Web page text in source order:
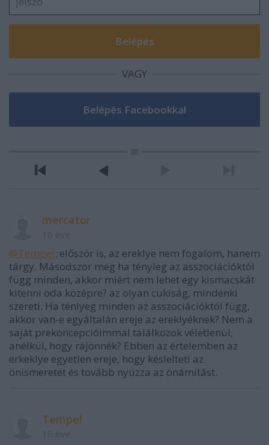
VAGY
mercator
@Tempel: először is, az ereklye nem fogalom, hanem
tárgy. Másodszor meg ha tényleg az asszociációktól
függ minden, akkor miért nem lehet egy kismacskát
kitenni oda középre? az olyan cukiság, mindenki
szereti. Ha ténlyeg minden az asszociációktól függ,
akkor van-e egyáltalán ereje az ereklyéknek? Nem a
saját prekoncepcióimmal találkozok véletlenül,
anélkül, hogy rájönnék? Ebben az értelemben az
erkeklye egyetlen ereje, hogy késlelteti az
önismeretet és tovább nyúzza az önámítást.
Tempel